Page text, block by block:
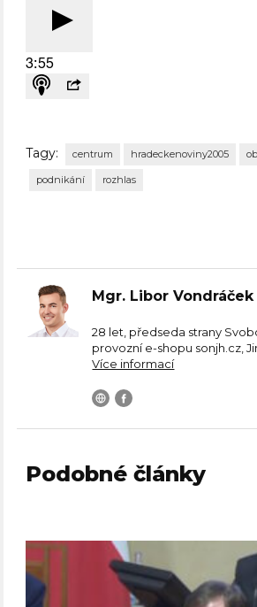
Tagy: centrum hradeckenoviny2005
podnikání rozhlas
Mgr. Libor Vondráček
28 let, předseda strany
provozní e-shopu sonjh.cz,
Více informací
Podobné články